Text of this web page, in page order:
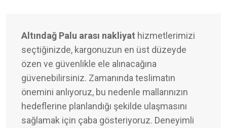
Altındağ Palu arası nakliyat hizmetlerimizi
seçtiğinizde, kargonuzun en üst düzeyde
özen ve güvenlikle ele alınacağına
güvenebilirsiniz. Zamanında teslimatın
önemini anlıyoruz, bu nedenle mallarınızın
hedeflerine planlandığı şekilde ulaşmasını
sağlamak için çaba gösteriyoruz. Deneyimli